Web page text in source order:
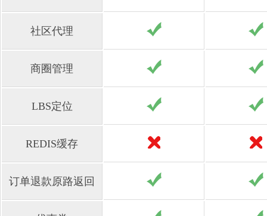
社区代理
商圈管理
LBS定位
REDIS缓存
订单退款原路返回